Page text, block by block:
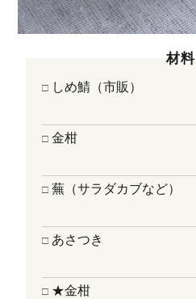
材料
しめ鯖（市販）
⾦柑
蕪（サラダカブなど）
あさつき
★⾦柑